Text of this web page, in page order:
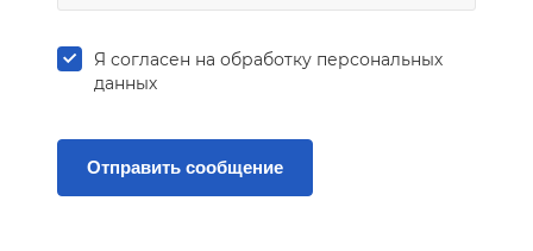
Я согласен на обработку персональных
данных